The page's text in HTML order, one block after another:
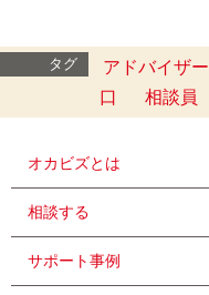
タグ アドバイザー
口
相談員
オカビズとは
相談する
サポート事例